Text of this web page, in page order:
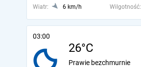
Wiatr:
6 km/h Wilgotność:
03:00
26°C
Prawie bezchmurnie